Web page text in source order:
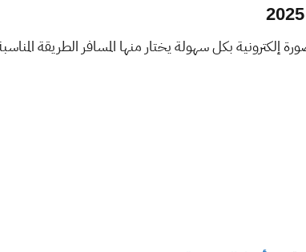
بكل سهولة يختار منها المسافر الطريقة